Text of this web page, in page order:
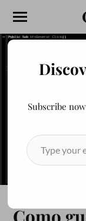
Como
Subscribe